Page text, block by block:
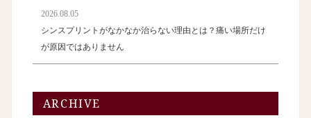
2026.08.05
シンスプリントがなかなか治らない理由とは？痛い場所だけ
が原因ではありません
ARCHIVE